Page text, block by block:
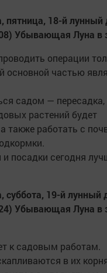
пятница, 18-й лунный
Убывающая Луна в
операции
основной частью
садом — пересадка,
растений будет
также работать с
посадки сегодня
суббота, 19-й лунный
Убывающая Луна в
к садовым работам.
в их